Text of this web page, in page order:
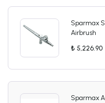
Sparmax
Airbrush
₺ 5,226.90
Sparmax